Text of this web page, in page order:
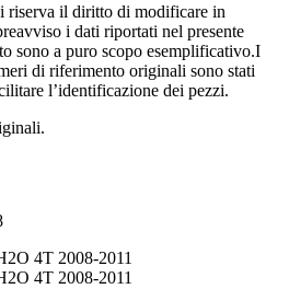
riserva il diritto di modificare in
i dati riportati nel presente
sono a puro scopo esemplificativo.I
di riferimento originali sono stati
l’identificazione dei pezzi.
4T 2008-2011
4T 2008-2011